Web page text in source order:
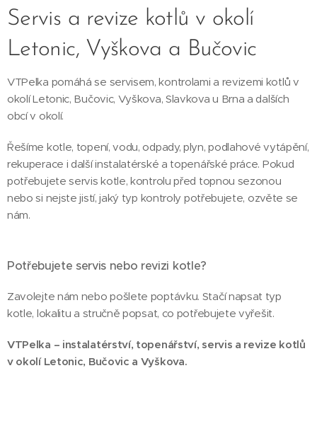
Servis a revize kotlů v okolí
Letonic, Vyškova a Bučovic
VTPelka pomáhá se servisem, kontrolami a revizemi kotlů v
okolí Letonic, Bučovic, Vyškova, Slavkova u Brna a dalších
obcí v okolí.
Řešíme kotle, topení, vodu, odpady, plyn, podlahové vytápění,
rekuperace i další instalatérské a topenářské práce. Pokud
potřebujete servis kotle, kontrolu před topnou sezonou
nebo si nejste jistí, jaký typ kontroly potřebujete, ozvěte se
nám.
Potřebujete servis nebo revizi kotle?
Zavolejte nám nebo pošlete poptávku. Stačí napsat typ
kotle, lokalitu a stručně popsat, co potřebujete vyřešit.
VTPelka – instalatérství, topenářství, servis a revize kotlů
v okolí Letonic, Bučovic a Vyškova.